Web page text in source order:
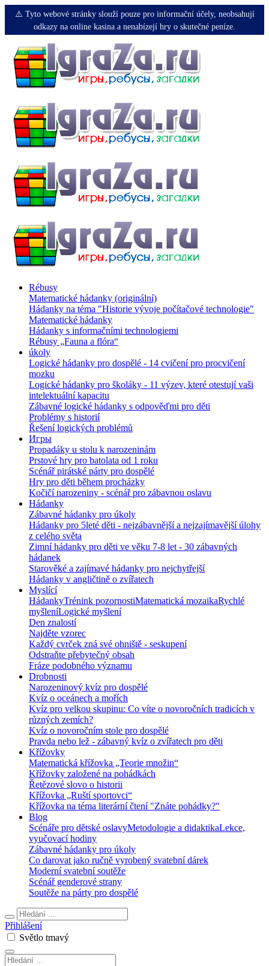
⚠️ Tyto webové stránky slouží pouze pro informační účely, neobsahují
odkazy na online kasina a nenabízejí hry o skutečné peníze.
Rébusy
Matematické hádanky (originální)
Hádanky na téma "Historie vývoje počítačové technologie"
Matematické hádanky
Hádanky s informačními technologiemi
Rébusy „Fauna a flóra“
úkoly
Logické hádanky pro dospělé - 14 cvičení pro procvičení
mozku
Logické hádanky pro školáky - 11 výzev, které otestují vaši
intelektuální kapacitu
Zábavné logické hádanky s odpověďmi pro děti
Problémy s historií
Řešení logických problémů
Игры
Propadáky u stolu k narozeninám
Prstové hry pro batolata od 1 roku
Scénář pirátské párty pro dospělé
Hry pro děti během procházky
Kočičí narozeniny - scénář pro zábavnou oslavu
Hádanky
Zábavné hádanky pro úkoly
Hádanky pro 5leté děti - nejzábavnější a nejzajímavější úlohy
z celého světa
Zimní hádanky pro děti ve věku 7-8 let - 30 zábavných
hádanek
Starověké a zajímavé hádanky pro nejchytřejší
Hádanky v angličtině o zvířatech
Myslící
HádankyTrénink pozornostiMatematická mozaikaRychlé
myšleníLogické myšlení
Den znalostí
Najděte vzorec
Každý cvrček zná své ohniště - seskupení
Odstraňte přebytečný obsah
Fráze podobného významu
Drobnosti
Narozeninový kvíz pro dospělé
Kvíz o oceánech a mořích
Kvíz pro velkou skupinu: Co víte o novoročních tradicích v
různých zemích?
Kvíz o novoročním stole pro dospělé
Pravda nebo lež - zábavný kvíz o zvířatech pro děti
Křížovky
Matematická křížovka „Teorie množin“
Křížovky založené na pohádkách
Řetězové slovo o historii
Křížovka „Ruští sportovci“
Křížovka na téma literární čtení "Znáte pohádky?"
Blog
Scénáře pro dětské oslavyMetodologie a didaktikaLekce,
vyučovací hodiny
Zábavné hádanky pro úkoly
Co darovat jako ručně vyrobený svatební dárek
Moderní svatební soutěže
Scénář genderové strany
Soutěže na párty pro dospělé
Přihlášení
Světlo tmavý